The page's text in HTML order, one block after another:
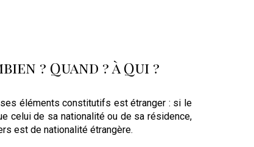
? Quand ? à Qui ?
éléments constitutifs est étranger : si le
celui de sa nationalité ou de sa résidence,
est de nationalité étrangère.